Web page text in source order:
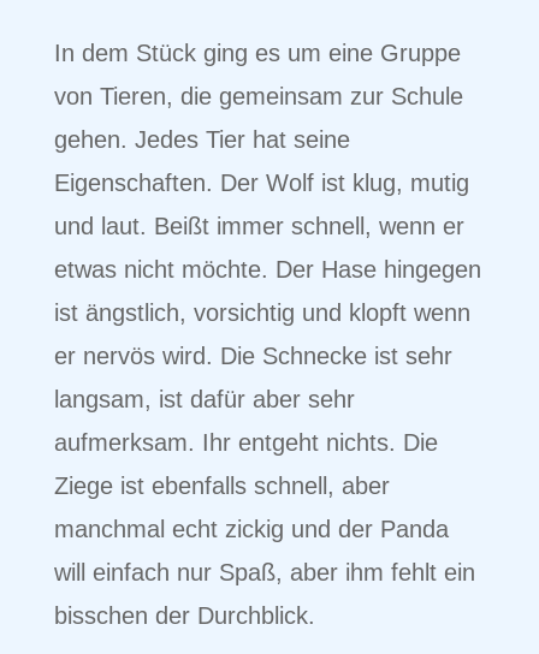
In dem Stück ging es um eine Gruppe
von Tieren, die gemeinsam zur Schule
gehen. Jedes Tier hat seine
Eigenschaften. Der Wolf ist klug, mutig
und laut. Beißt immer schnell, wenn er
etwas nicht möchte. Der Hase hingegen
ist ängstlich, vorsichtig und klopft wenn
er nervös wird. Die Schnecke ist sehr
langsam, ist dafür aber sehr
aufmerksam. Ihr entgeht nichts. Die
Ziege ist ebenfalls schnell, aber
manchmal echt zickig und der Panda
will einfach nur Spaß, aber ihm fehlt ein
bisschen der Durchblick.